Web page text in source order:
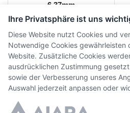
6.37mm
© Copyright WaffenZimmi |
Ihre Privatsphäre ist uns
Diese Website nutzt Cookies und
Notwendige Cookies gewährleisten
Website. Zusätzliche Cookies
ausdrücklichen Zustimmung
sowie der Verbesserung unseres
Auswahl jederzeit anpassen oder